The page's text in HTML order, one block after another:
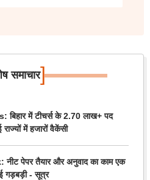
समाचार]
में टीचर्स के 2.70 लाख+ पद
में हजारों वैकेंसी
पेपर तैयार और अनुवाद का काम एक
गड़बड़ी - सूत्र